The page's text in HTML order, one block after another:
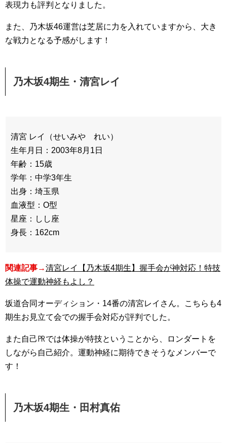
表現力も評判となりました。
また、乃木坂46運営は芝居に力を入れていますから、大き
な戦力となる予感がします！
乃木坂4期生・清宮レイ
清宮 レイ（せいみや れい）
生年月日：2003年8月1日
年齢：15歳
学年：中学3年生
出身：埼玉県
血液型：O型
星座：しし座
身長：162cm
関連記事→清宮レイ【乃木坂4期生】握手会が神対応！特技
体操で運動神経もよし？
坂道合同オーディション・14番の清宮レイさん。こちらも4
期生お見立て会での握手会対応が評判でした。
また自己㏚では体操が特技ということから、ロンダートを
しながら自己紹介。運動神経に期待できそうなメンバーで
す！
乃木坂4期生・田村真佑